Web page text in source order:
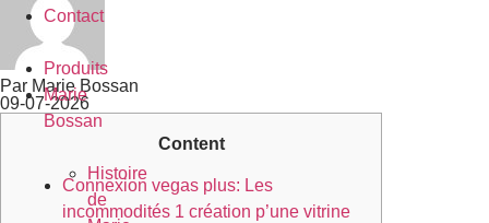
Contact
Produits
Marie
Bossan
Histoire
de
Par Marie Bossan
09-07-2026
Content
Connexion vegas plus: Les
incommodités 1 création p’une vitrine